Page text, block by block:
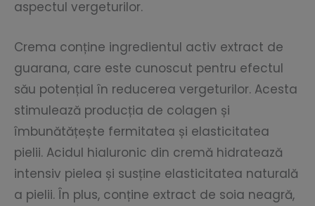
aspectul vergeturilor.
Crema conține ingredientul activ extract de
guarana, care este cunoscut pentru efectul
său potențial în reducerea vergeturilor. Acesta
stimulează producția de colagen și
îmbunătățește fermitatea și elasticitatea
pielii. Acidul hialuronic din cremă hidratează
intensiv pielea și susține elasticitatea naturală
a pielii. În plus, conține extract de soia neagră,